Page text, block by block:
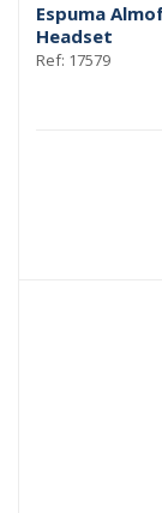
Espuma
Headset
Ref: 17579